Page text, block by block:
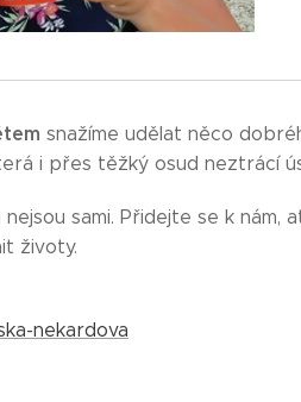
snažíme udělat něco
i přes těžký osud neztrácí
sami. Přidejte se k nám,
životy. ❤️
nekardova